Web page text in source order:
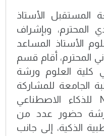
المستقبل الأستاذ
وبإشراف
الأستاذ المساعد
المحترم، أقام قسم
كلية العلوم ورشة
الجامعة للمشاركة
في بطولة NURAI 2026 للذكاء الاصطناعي
حضور عدد من
الذكية، إلى جانب